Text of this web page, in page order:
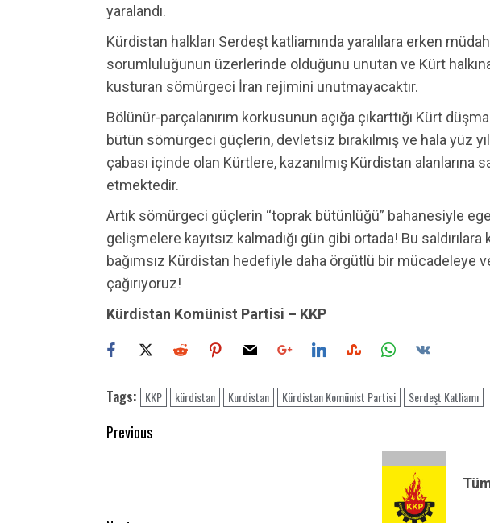
yaralandı.
Kürdistan halkları Serdeşt katliamında yaralılara erken
sorumluluğunun üzerlerinde olduğunu unutan ve Kürt
kusturan sömürgeci İran rejimini unutmayacaktır.
Bölünür-parçalanırım korkusunun açığa çıkarttığı Kürt
bütün sömürgeci güçlerin, devletsiz bırakılmış ve hala yüz
çabası içinde olan Kürtlere, kazanılmış Kürdistan alanlarına
etmektedir.
Artık sömürgeci güçlerin “toprak bütünlüğü” bahanesiyle
gelişmelere kayıtsız kalmadığı gün gibi ortada! Bu saldırılara
bağımsız Kürdistan hedefiyle daha örgütlü bir mücadeleye
çağırıyoruz!
Kürdistan Komünist Partisi – KKP
Tags: KKP kürdistan Kurdistan Kürdistan Komünist Partisi Serdeşt Katliamı
Post
Previous